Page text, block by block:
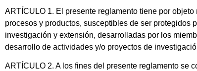
ARTÍCULO 1. El presente reglamento tiene por
procesos y productos, susceptibles de ser
investigación y extensión, desarrolladas por los
desarrollo de actividades y/o proyectos de
ARTÍCULO 2. A los fines del presente reglamento se